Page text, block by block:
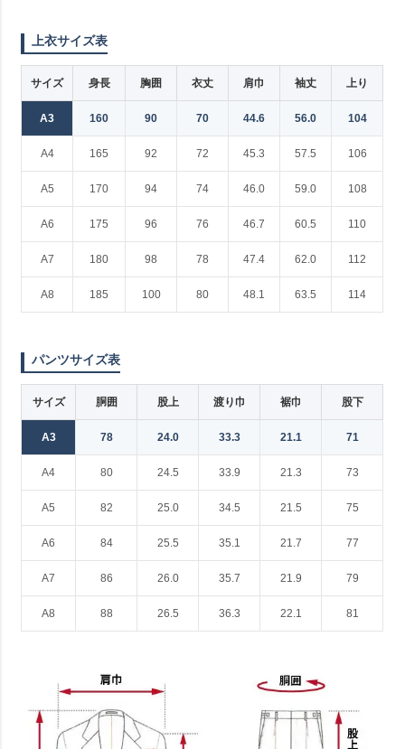
上衣サイズ表
サイズ 身長 胸囲 衣丈 肩巾 袖丈 上り
A3 160 90 70 44.6 56.0 104
A4 165 92 72 45.3 57.5 106
A5 170 94 74 46.0 59.0 108
A6 175 96 76 46.7 60.5 110
A7 180 98 78 47.4 62.0 112
A8 185 100 80 48.1 63.5 114
パンツサイズ表
サイズ 胴囲 股上 渡り巾 裾巾 股下
A3 78 24.0 33.3 21.1 71
A4 80 24.5 33.9 21.3 73
A5 82 25.0 34.5 21.5 75
A6 84 25.5 35.1 21.7 77
A7 86 26.0 35.7 21.9 79
A8 88 26.5 36.3 22.1 81